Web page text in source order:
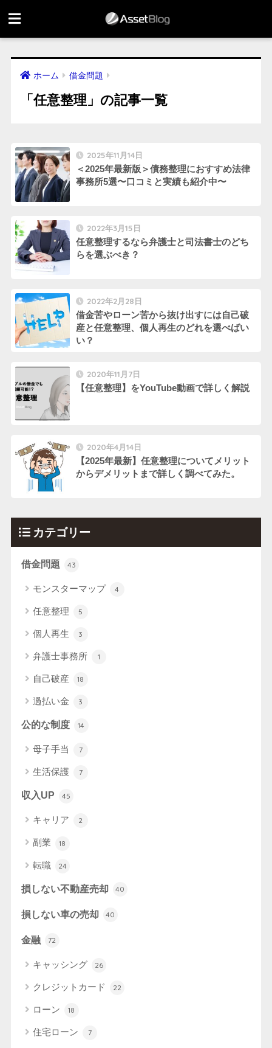
ホーム 借金問題
「任意整理」の記事一覧
2025年11月14日
＜2025年最新版＞債務整理におすすめ法律
事務所5選〜口コミと実績も紹介中〜
2022年3月15日
任意整理するなら弁護士と司法書士のどち
らを選ぶべき？
2022年2月28日
借金苦やローン苦から抜け出すには自己破
産と任意整理、個人再生のどれを選べばい
い？
2020年11月7日
【任意整理】をYouTube動画で詳しく解説
2020年4月14日
【2025年最新】任意整理についてメリット
からデメリットまで詳しく調べてみた。
カテゴリー
借金問題 43
モンスターマップ 4
任意整理 5
個人再生 3
弁護士事務所 1
自己破産 18
過払い金 3
公的な制度 14
母子手当 7
生活保護 7
収入UP 45
キャリア 2
副業 18
転職 24
損しない不動産売却 40
損しない車の売却 40
金融 72
キャッシング 26
クレジットカード 22
ローン 18
住宅ローン 7